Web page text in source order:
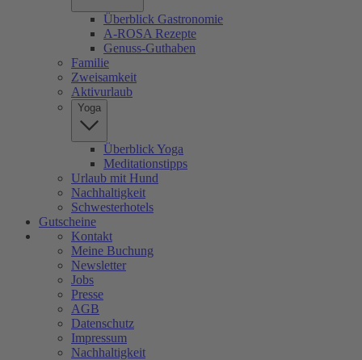
Überblick Gastronomie
A-ROSA Rezepte
Genuss-Guthaben
Familie
Zweisamkeit
Aktivurlaub
Yoga
Überblick Yoga
Meditationstipps
Urlaub mit Hund
Nachhaltigkeit
Schwesterhotels
Gutscheine
Kontakt
Meine Buchung
Newsletter
Jobs
Presse
AGB
Datenschutz
Impressum
Nachhaltigkeit